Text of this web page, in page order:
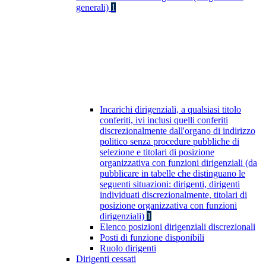
generali) 1
Incarichi dirigenziali, a qualsiasi titolo
conferiti, ivi inclusi quelli conferiti
discrezionalmente dall'organo di indirizzo
politico senza procedure pubbliche di
selezione e titolari di posizione
organizzativa con funzioni dirigenziali (da
pubblicare in tabelle che distinguano le
seguenti situazioni: dirigenti, dirigenti
individuati discrezionalmente, titolari di
posizione organizzativa con funzioni
dirigenziali) 1
Elenco posizioni dirigenziali discrezionali
Posti di funzione disponibili
Ruolo dirigenti
Dirigenti cessati